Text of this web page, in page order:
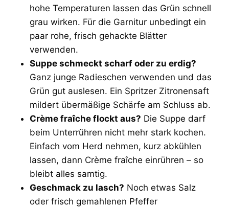
hohe Temperaturen lassen das Grün schnell
grau wirken. Für die Garnitur unbedingt ein
paar rohe, frisch gehackte Blätter
verwenden.
Suppe schmeckt scharf oder zu erdig?
Ganz junge Radieschen verwenden und das
Grün gut auslesen. Ein Spritzer Zitronensaft
mildert übermäßige Schärfe am Schluss ab.
Crème fraîche flockt aus? Die Suppe darf
beim Unterrühren nicht mehr stark kochen.
Einfach vom Herd nehmen, kurz abkühlen
lassen, dann Crème fraîche einrühren – so
bleibt alles samtig.
Geschmack zu lasch? Noch etwas Salz
oder frisch gemahlenen Pfeffer